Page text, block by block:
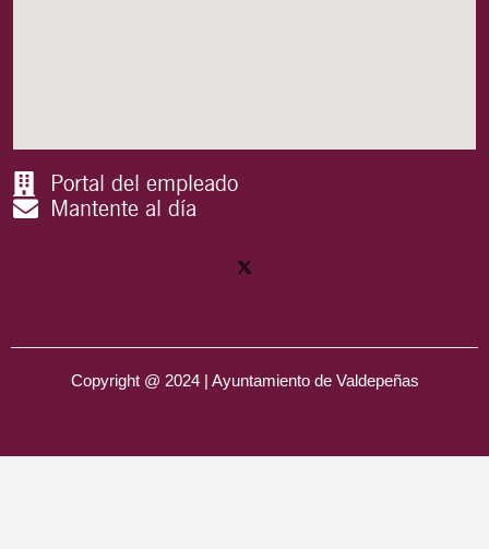
Portal del empleado
Mantente al día
Copyright @ 2024 | Ayuntamiento de Valdepeñas